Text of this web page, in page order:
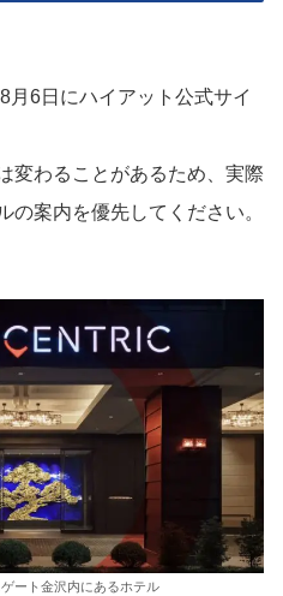
月6日にハイアット公式サイ
変わることがあるため、実際
の案内を優先してください。
ート金沢内にあるホテル